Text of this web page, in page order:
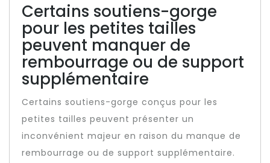
Certains soutiens-gorge
pour les petites tailles
peuvent manquer de
rembourrage ou de support
supplémentaire
Certains soutiens-gorge conçus pour les
petites tailles peuvent présenter un
inconvénient majeur en raison du manque de
rembourrage ou de support supplémentaire.